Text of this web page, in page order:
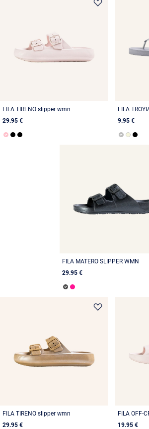
FILA TIRENO slipper wmn
29.95 €
FILA
9.95 €
FILA MATERO SLIPPER WMN
29.95 €
FILA TIRENO slipper wmn
29.95 €
FILA OFF-
19.95 €